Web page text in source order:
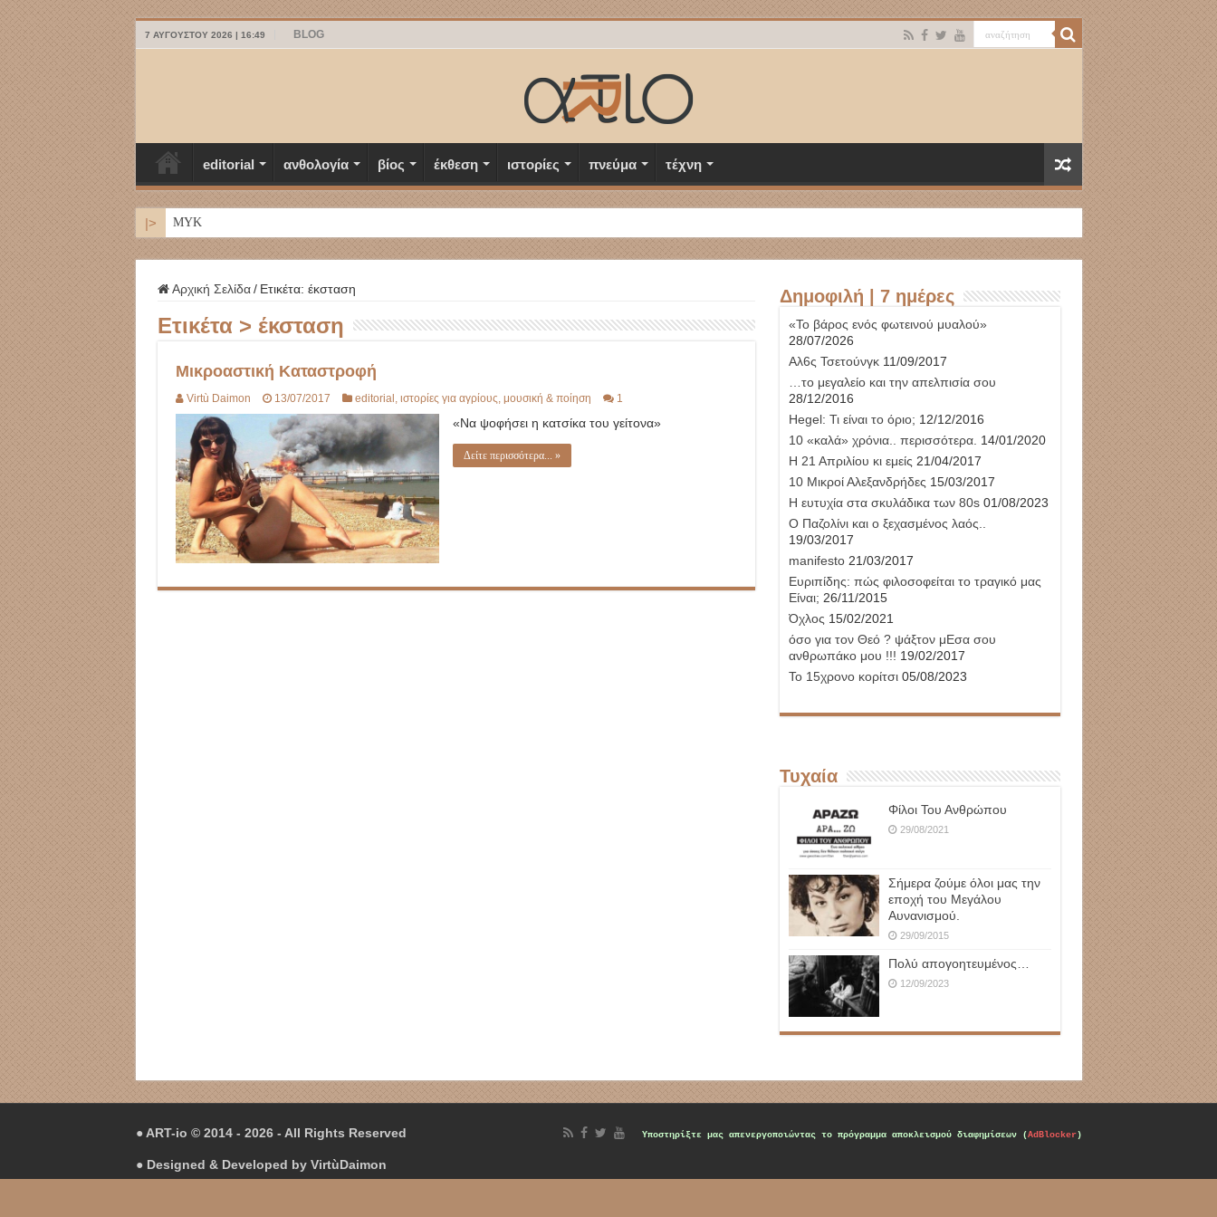
7 ΑΥΓΟΎΣΤΟΥ 2026 | 16:49 BLOG
editorial ανθολογία βίος έκθεση ιστορίες πνεύμα τέχνη
|> ΜΥΚΟΝΟΣ
Αρχική Σελίδα / Ετικέτα: έκσταση
Ετικέτα > έκσταση
Μικροαστική Καταστροφή
Virtù Daimon 13/07/2017 editorial ιστορίες για αγρίους μουσική & ποίηση 1
«Να ψοφήσει η κατσίκα του γείτονα»
Δείτε περισσότερα... »
Δημοφιλή | 7 ημέρες
«Το βάρος ενός φωτεινού μυαλού»
28/07/2026
Αλ6ς Τσετούνγκ11/09/2017
…το μεγαλείο και την απελπισία σου
28/12/2016
Hegel: Τι είναι το όριο; 12/12/2016
10 «καλά» χρόνια.. περισσότερα. 14/01/2020
Η 21 Απριλίου κι εμείς 21/04/2017
10 Μικροί Αλεξανδρήδες 15/03/2017
Η ευτυχία στα σκυλάδικα των 80s01/08/2023
Ο Παζολίνι και ο ξεχασμένος λαός..
19/03/2017
manifesto21/03/2017
Ευριπίδης: πώς φιλοσοφείται το τραγικό μας
Είναι; 26/11/2015
Όχλος 15/02/2021
όσο για τον Θεό ? ψάξτον μΕσα σου
ανθρωπάκο μου !!! 19/02/2017
Το 15χρονο κορίτσι05/08/2023
Τυχαία
Φίλοι Του Ανθρώπου
29/08/2021
Σήμερα ζούμε όλοι μας την
εποχή του Μεγάλου
Αυνανισμού.
29/09/2015
Πολύ απογοητευμένος…
12/09/2023
Υποστηρίξτε μας απενεργοποιώντας το πρόγραμμα αποκλεισμού διαφημίσεων (AdBlocker)
● ART-io © 2014 - 2026 - All Rights Reserved
● Designed & Developed by VirtùDaimon